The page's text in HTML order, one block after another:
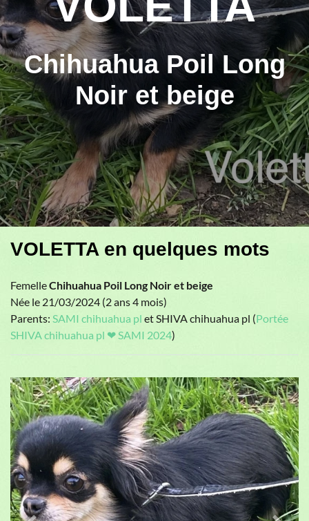
Chihuahua Poil Long
Noir et beige
VOLETTA en quelques mots
FemelleChihuahua Poil Long Noir et beige
Née le 21/03/2024 (2 ans 4 mois)
Parents: SAMI chihuahua pl et SHIVA chihuahua pl (Portée
SHIVA chihuahua pl ❤ SAMI 2024)